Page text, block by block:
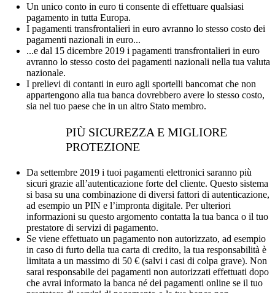
Un unico conto in euro ti consente di effettuare qualsiasi
pagamento in tutta Europa.
I pagamenti transfrontalieri in euro avranno lo stesso costo dei
pagamenti nazionali in euro...
...e dal 15 dicembre 2019 i pagamenti transfrontalieri in euro
avranno lo stesso costo dei pagamenti nazionali nella tua valuta
nazionale.
I prelievi di contanti in euro agli sportelli bancomat che non
appartengono alla tua banca dovrebbero avere lo stesso costo,
sia nel tuo paese che in un altro Stato membro.
PIÙ SICUREZZA E MIGLIORE
PROTEZIONE
Da settembre 2019 i tuoi pagamenti elettronici saranno più
sicuri grazie all’autenticazione forte del cliente. Questo sistema
si basa su una combinazione di diversi fattori di autenticazione,
ad esempio un PIN e l’impronta digitale. Per ulteriori
informazioni su questo argomento contatta la tua banca o il tuo
prestatore di servizi di pagamento.
Se viene effettuato un pagamento non autorizzato, ad esempio
in caso di furto della tua carta di credito, la tua responsabilità è
limitata a un massimo di 50 € (salvi i casi di colpa grave). Non
sarai responsabile dei pagamenti non autorizzati effettuati dopo
che avrai informato la banca né dei pagamenti online se il tuo